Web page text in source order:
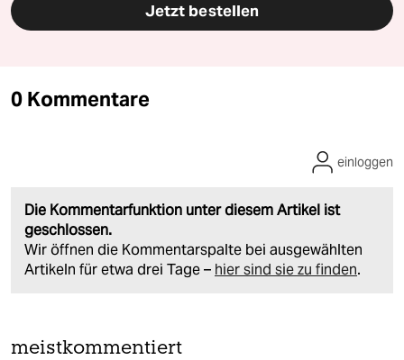
Jetzt bestellen
0 Kommentare
Die Kommentarfunktion unter diesem Artikel ist
geschlossen.
Wir öffnen die Kommentarspalte bei ausgewählten
Artikeln für etwa drei Tage – hier sind sie zu finden.
einloggen
meistkommentiert